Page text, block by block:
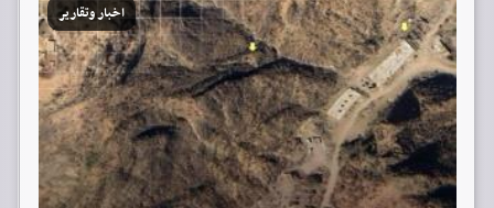
اخبار وتقارير